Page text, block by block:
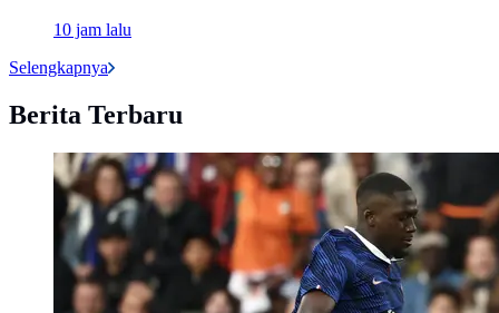
10 jam lalu
Selengkapnya
Berita Terbaru